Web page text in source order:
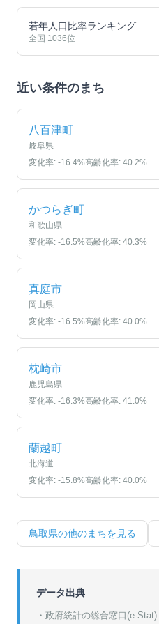
若年人口比率ランキング
全国 1036位
近い条件のまち
八百津町
岐阜県
変化率: -16.4%高齢化率: 40.2%
かつらぎ町
和歌山県
変化率: -16.5%高齢化率: 40.3%
真庭市
岡山県
変化率: -16.5%高齢化率: 40.0%
枕崎市
鹿児島県
変化率: -16.3%高齢化率: 41.0%
蘭越町
北海道
変化率: -15.8%高齢化率: 40.0%
鳥取県の他のまちを見る
データ出典
・政府統計の総合窓口(e-Stat)